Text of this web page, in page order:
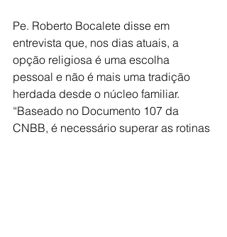
Pe. Roberto Bocalete disse em
entrevista que, nos dias atuais, a
opção religiosa é uma escolha
pessoal e não é mais uma tradição
herdada desde o núcleo familiar.
“Baseado no Documento 107 da
CNBB, é necessário superar as rotinas